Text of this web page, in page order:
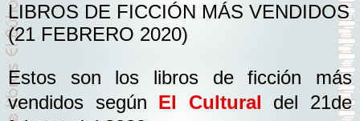
LIBROS DE FICCIÓN MÁS VENDIDOS
(21 FEBRERO 2020)
Estos son los libros de ficción más
vendidos según El Cultural del 21de